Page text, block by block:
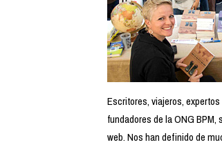
Escritores, viajeros,
fundadores de la ONG
web. Nos han definido de